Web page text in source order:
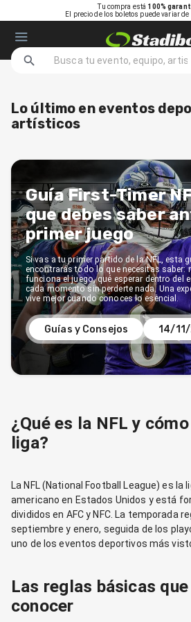
Tu compra está 100%
El precio de los boletos puede variar de
Lo último en eventos
artísticos
Guía First-Timer
que debes saber
primer juego
Guías y Consejos 14/
Si vas a tu primer partido de la NFL, esta
encontrarás todo lo que necesitas saber:
funciona el juego, qué esperar dentro del
cada momento sin perderte nada. Una
vive mejor cuando conoces lo esencial.
¿Qué es la NFL y
liga?
La NFL (National Football League) es la
americano en Estados Unidos y está
divididos en AFC y NFC. La temporada
septiembre y enero, seguida de los
uno de los eventos deportivos más
Las reglas básicas
conocer